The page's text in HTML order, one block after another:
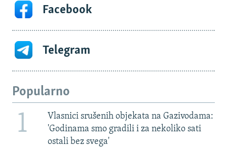
Facebook
Telegram
Popularno
1
Vlasnici srušenih objekata na Gazivodama:
'Godinama smo gradili i za nekoliko sati
ostali bez svega'